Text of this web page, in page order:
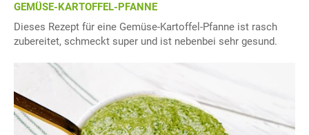
GEMÜSE-KARTOFFEL-PFANNE
Dieses Rezept für eine Gemüse-Kartoffel-Pfanne ist rasch
zubereitet, schmeckt super und ist nebenbei sehr gesund.